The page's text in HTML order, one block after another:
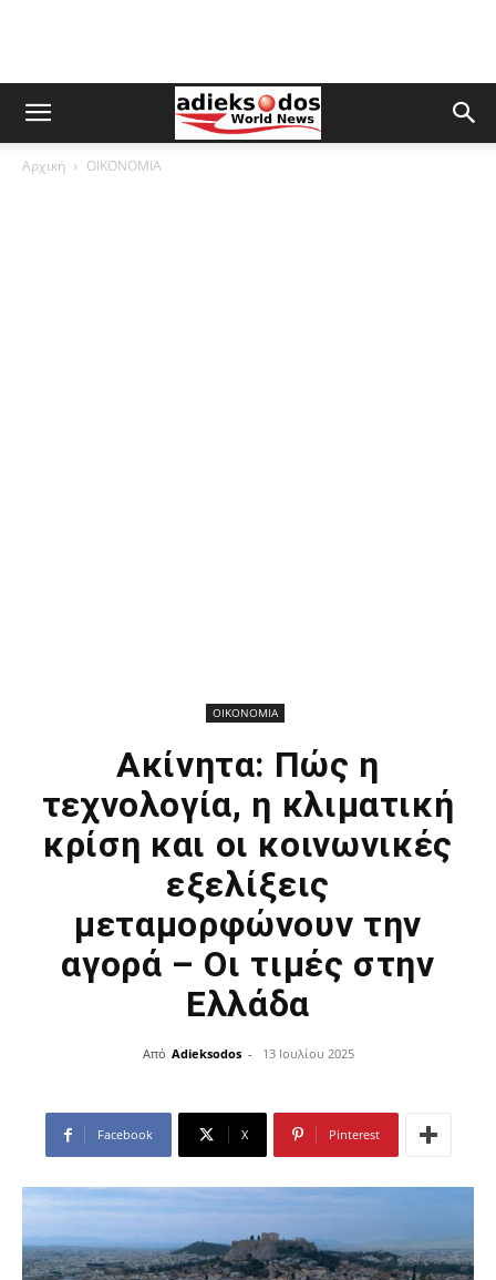
Αρχική ΟΙΚΟΝΟΜΙΑ
ΟΙΚΟΝΟΜΙΑ
Ακίνητα: Πώς η
τεχνολογία, η κλιματική
κρίση και οι κοινωνικές
εξελίξεις
μεταμορφώνουν την
αγορά – Οι τιμές στην
Ελλάδα
Από Adieksodos - 13 Ιουλίου 2025
Facebook X Pinterest